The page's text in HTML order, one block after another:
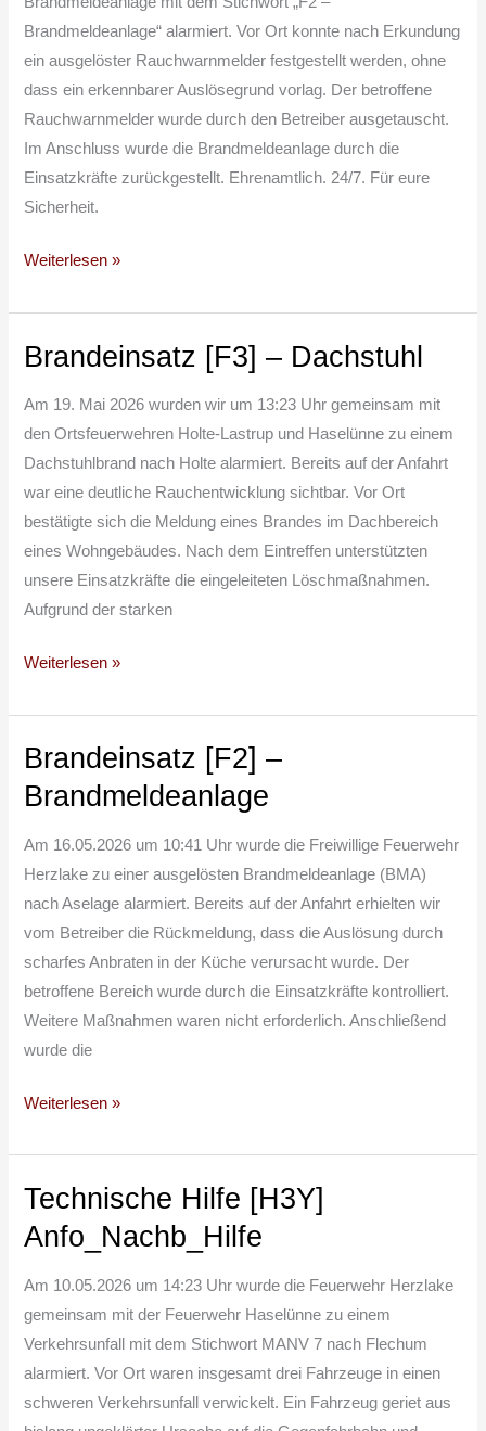
Brandmeldeanlage“ alarmiert. Vor Ort konnte nach Erkundung
ein ausgelöster Rauchwarnmelder festgestellt werden, ohne
dass ein erkennbarer Auslösegrund vorlag. Der betroffene
Rauchwarnmelder wurde durch den Betreiber ausgetauscht.
Im Anschluss wurde die Brandmeldeanlage durch die
Einsatzkräfte zurückgestellt. Ehrenamtlich. 24/7. Für eure
Sicherheit.
Weiterlesen »
Brandeinsatz [F3] – Dachstuhl
Am 19. Mai 2026 wurden wir um 13:23 Uhr gemeinsam mit
den Ortsfeuerwehren Holte-Lastrup und Haselünne zu einem
Dachstuhlbrand nach Holte alarmiert. Bereits auf der Anfahrt
war eine deutliche Rauchentwicklung sichtbar. Vor Ort
bestätigte sich die Meldung eines Brandes im Dachbereich
eines Wohngebäudes. Nach dem Eintreffen unterstützten
unsere Einsatzkräfte die eingeleiteten Löschmaßnahmen.
Aufgrund der starken
Brandeinsatz
–
Dachstuhl
Weiterlesen »
Brandeinsatz [F2] –
Brandmeldeanlage
Am 16.05.2026 um 10:41 Uhr wurde die Freiwillige Feuerwehr
Herzlake zu einer ausgelösten Brandmeldeanlage (BMA)
nach Aselage alarmiert. Bereits auf der Anfahrt erhielten wir
vom Betreiber die Rückmeldung, dass die Auslösung durch
scharfes Anbraten in der Küche verursacht wurde. Der
betroffene Bereich wurde durch die Einsatzkräfte kontrolliert.
Weitere Maßnahmen waren nicht erforderlich. Anschließend
wurde die
Brandeinsatz
[F2]
–
Brandmeldeanlage
Weiterlesen »
Technische Hilfe [H3Y]
Anfo_Nachb_Hilfe
Am 10.05.2026 um 14:23 Uhr wurde die Feuerwehr Herzlake
gemeinsam mit der Feuerwehr Haselünne zu einem
Verkehrsunfall mit dem Stichwort MANV 7 nach Flechum
alarmiert. Vor Ort waren insgesamt drei Fahrzeuge in einen
schweren Verkehrsunfall verwickelt. Ein Fahrzeug geriet aus
Technische
Hilfe
[H3Y]
Anfo_Nachb_Hilfe